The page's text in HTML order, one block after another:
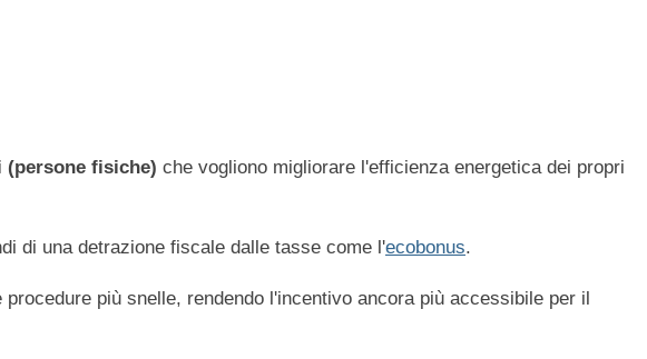
(persone fisiche) che vogliono migliorare l'efficienza energetica dei propri
di una detrazione fiscale dalle tasse come l'ecobonus.
più snelle, rendendo l'incentivo ancora più accessibile per il